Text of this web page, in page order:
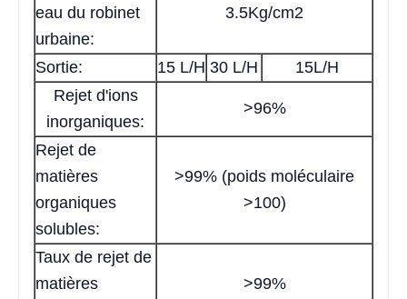
eau du robinet
urbaine:
3.5Kg/cm2
Sortie: 15 L/H 30 L/H
15L/H
Rejet d'ions
inorganiques:
>96%
Rejet de
matières
organiques
solubles:
>99% (poids moléculaire
>100)
Taux de rejet de
matières
>99%